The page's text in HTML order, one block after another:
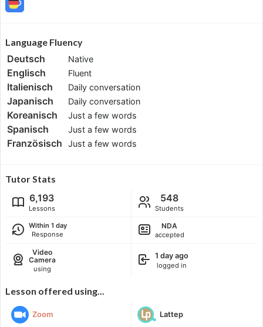
Language Fluency
Deutsch Native
Englisch Fluent
Italienisch Daily conversation
Japanisch Daily conversation
Koreanisch Just a few words
Spanisch Just a few words
Französisch Just a few words
Tutor Stats
6,193
Lessons
548
Students
Within 1 day
Response
NDA
accepted
Video
Camera
using
1 day ago
logged in
Lesson offered using...
Zoom Lattep